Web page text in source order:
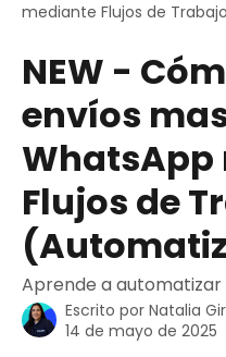
mediante Flujos de
NEW -
envíos
Flujos de
Aprende a
Escrito por Natalia
14 de mayo de 2025